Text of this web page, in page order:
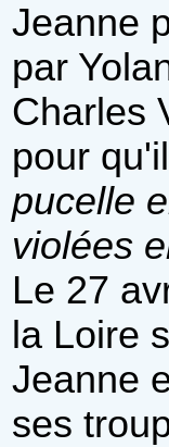
Jeanne
par
Charles
pour
pucelle
violées
Le 27
la Loire
Jeanne
ses